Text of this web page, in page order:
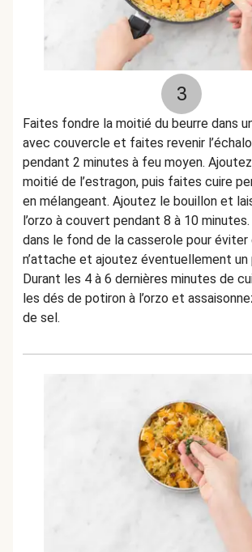
3
Faites fondre la moitié du beurre dans
avec couvercle et faites revenir
pendant 2 minutes à feu moyen.
moitié de l’estragon, puis faites cuire
en mélangeant. Ajoutez le bouillon et
l’orzo à couvert pendant 8 à 10
dans le fond de la casserole pour éviter
n’attache et ajoutez éventuellement un
Durant les 4 à 6 dernières minutes de
les dés de potiron à l’orzo et
de sel.